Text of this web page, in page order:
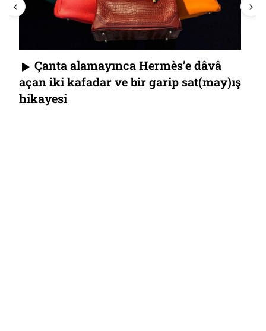
Çanta alamayınca Hermès’e dâvâ
açan iki kafadar ve bir garip sat(may)ış
hikayesi